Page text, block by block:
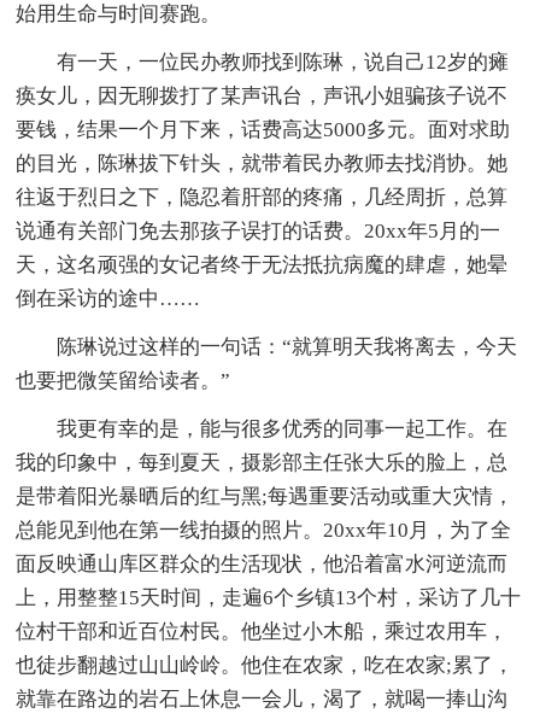
始用生命与时间赛跑。
有一天，一位民办教师找到陈琳，说自己12岁的瘫
痪女儿，因无聊拨打了某声讯台，声讯小姐骗孩子说不
要钱，结果一个月下来，话费高达5000多元。面对求助
的目光，陈琳拔下针头，就带着民办教师去找消协。她
往返于烈日之下，隐忍着肝部的疼痛，几经周折，总算
说通有关部门免去那孩子误打的话费。20xx年5月的一
天，这名顽强的女记者终于无法抵抗病魔的肆虐，她晕
倒在采访的途中……
陈琳说过这样的一句话：“就算明天我将离去，今天
也要把微笑留给读者。”
我更有幸的是，能与很多优秀的同事一起工作。在
我的印象中，每到夏天，摄影部主任张大乐的脸上，总
是带着阳光暴晒后的红与黑;每遇重要活动或重大灾情，
总能见到他在第一线拍摄的照片。20xx年10月，为了全
面反映通山库区群众的生活现状，他沿着富水河逆流而
上，用整整15天时间，走遍6个乡镇13个村，采访了几十
位村干部和近百位村民。他坐过小木船，乘过农用车，
也徒步翻越过山山岭岭。他住在农家，吃在农家;累了，
就靠在路边的岩石上休息一会儿，渴了，就喝一捧山沟